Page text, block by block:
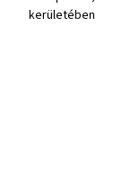
kerületében